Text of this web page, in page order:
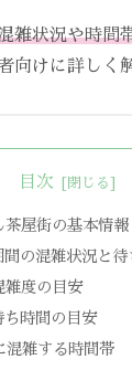
雑状況や時間
向けに詳しく
目次
茶屋街の基本情報
間の混雑状況と待
雑度の目安
ち時間の目安
混雑する時間帯